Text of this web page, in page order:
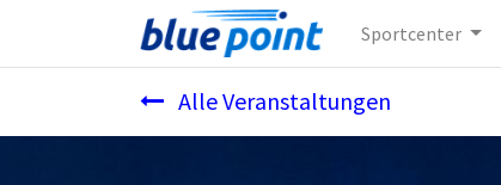
Sportcenter
Alle Veranstaltungen